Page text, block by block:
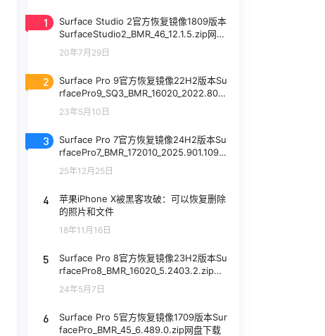
1
Surface Studio 2官方恢复镜像1809版本
SurfaceStudio2_BMR_46_12.1.5.zip网盘
下载
20年7月29日
2
Surface Pro 9官方恢复镜像22H2版本Su
rfacePro9_SQ3_BMR_16020_2022.801.
455.zip网盘下载
23年5月10日
3
Surface Pro 7官方恢复镜像24H2版本Su
rfacePro7_BMR_172010_2025.901.1092
2483.zip网盘下载
25年12月25日
4
苹果iPhone X被黑客攻破：可以恢复删除
的照片和文件
18年11月16日
5
Surface Pro 8官方恢复镜像23H2版本Su
rfacePro8_BMR_16020_5.2403.2.zip网
盘下载
24年5月7日
6
Surface Pro 5官方恢复镜像1709版本Sur
facePro_BMR_45_6.489.0.zip网盘下载